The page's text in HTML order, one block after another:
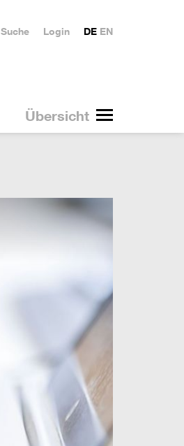
Übersicht
DE EN
Login
Suche